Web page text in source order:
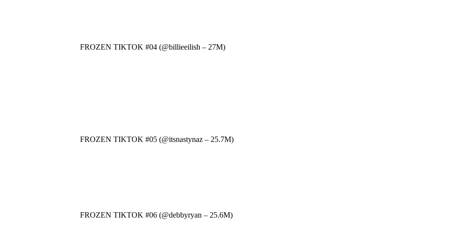
FROZEN TIKTOK #04 (@billieeilish – 27M)
FROZEN TIKTOK #05 (@itsnastynaz – 25.7M)
FROZEN TIKTOK #06 (@debbyryan – 25.6M)